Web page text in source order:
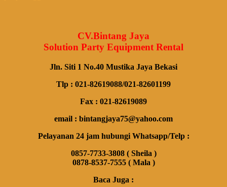
CV.Bintang Jaya
Solution Party Equipment Rental
Jln. Siti 1 No.40 Mustika Jaya Bekasi
Tlp : 021-82619088/021-82601199
Fax : 021-82619089
email : bintangjaya75@yahoo.com
Pelayanan 24 jam hubungi Whatsapp/Telp :
0857-7733-3808 ( Sheila )
0878-8537-7555 ( Mala )
Baca Juga :